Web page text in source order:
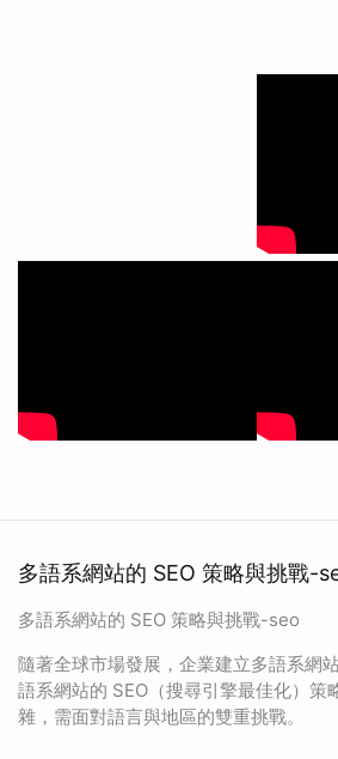
多語系網站的 SEO 策略與挑戰-
多語系網站的 SEO 策略與挑戰-seo
隨著全球市場發展，企業建立多語系網
語系網站的 SEO（搜尋引擎最佳化）策
雜，需面對語言與地區的雙重挑戰。